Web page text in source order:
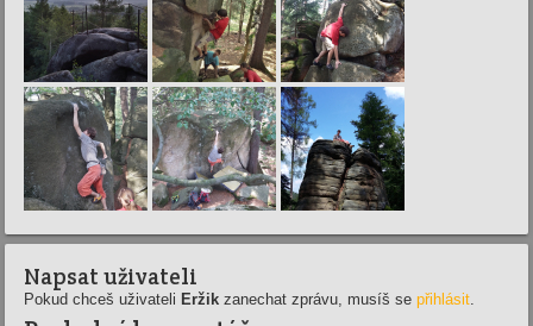
Napsat uživateli
Pokud chceš uživateli Eržik zanechat zprávu, musíš se přihlásit